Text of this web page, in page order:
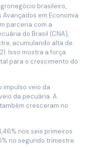
brasileiro,
em Economia
parceria com a
do Brasil (CNA),
acumulando alta de
Isso mostra a força
para o crescimento do
impulso veio da
da pecuária. A
cresceram no
nos seis primeiros
no segundo trimestre.